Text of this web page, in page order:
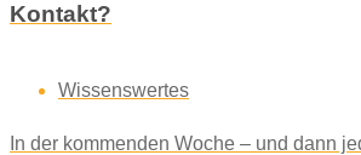
Kontakt?
Wissenswertes
In der kommenden Woche – und dann